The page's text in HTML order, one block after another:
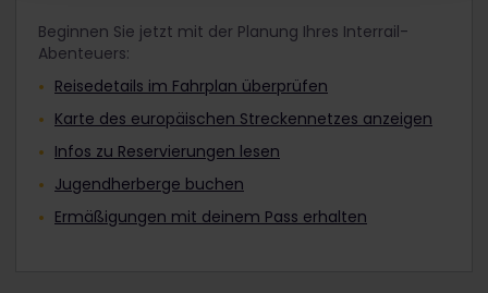
Beginnen Sie jetzt mit der Planung Ihres Interrail-
Abenteuers:
Reisedetails im Fahrplan überprüfen
Karte des europäischen Streckennetzes anzeigen
Infos zu Reservierungen lesen
Jugendherberge buchen
Ermäßigungen mit deinem Pass erhalten